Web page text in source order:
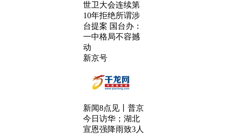
世卫大会连续第
10年拒绝所谓涉
台提案 国台办：
一中格局不容撼
动
新京号
新闻8点见丨普京
今日访华；湖北
宣恩强降雨致3人